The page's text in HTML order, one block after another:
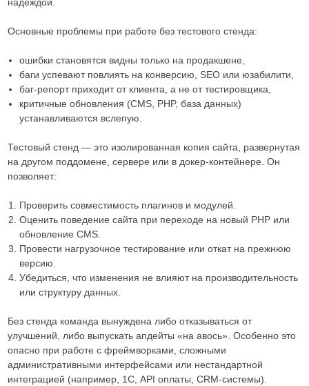
Основные проблемы при работе без тестового стенда:
ошибки становятся видны только на продакшене,
баги успевают повлиять на конверсию, SEO или юзабилити,
баг-репорт приходит от клиента, а не от тестировщика,
критичные обновления (CMS, PHP, база данных)
устанавливаются вслепую.
Тестовый стенд — это изолированная копия сайта, развернутая
на другом поддомене, сервере или в докер-контейнере. Он
позволяет:
Проверить совместимость плагинов и модулей.
Оценить поведение сайта при переходе на новый PHP или
обновление CMS.
Провести нагрузочное тестирование или откат на прежнюю
версию.
Убедиться, что изменения не влияют на производительность
или структуру данных.
Без стенда команда вынуждена либо отказываться от
улучшений, либо выпускать апдейты «на авось». Особенно это
опасно при работе с фреймворками, сложными
административными интерфейсами или нестандартной
интеграцией (например, 1С, API оплаты, CRM-системы).